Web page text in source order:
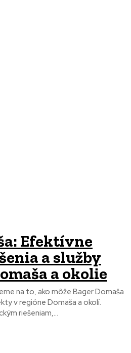
Efektívne
a služby
a okolie
na to, ako môže Bager Domaša
v regióne Domaša a okolí.
riešeniam,...